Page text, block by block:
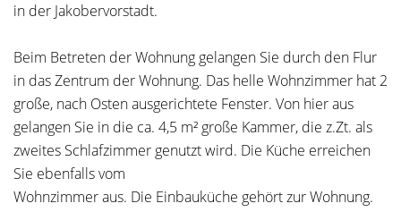
in der Jakobervorstadt.
Beim Betreten der Wohnung gelangen Sie durch den Flur
in das Zentrum der Wohnung. Das helle Wohnzimmer hat 2
große, nach Osten ausgerichtete Fenster. Von hier aus
gelangen Sie in die ca. 4,5 m² große Kammer, die z.Zt. als
zweites Schlafzimmer genutzt wird. Die Küche erreichen
Sie ebenfalls vom
Wohnzimmer aus. Die Einbauküche gehört zur Wohnung.